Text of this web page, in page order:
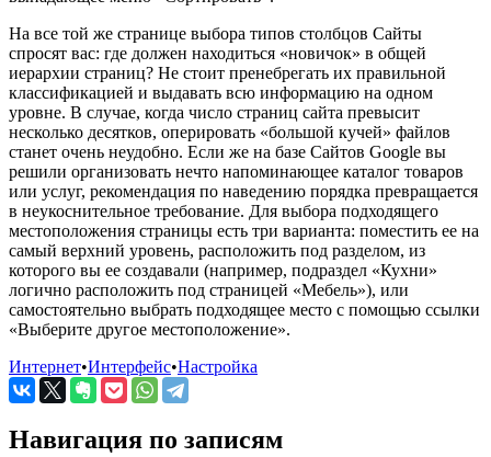
На все той же странице выбора типов столбцов Сайты
спросят вас: где должен находиться «новичок» в общей
иерархии страниц? Не стоит пренебрегать их правильной
классификацией и выдавать всю информацию на одном
уровне. В случае, когда число страниц сайта превысит
несколько десятков, оперировать «большой кучей» файлов
станет очень неудобно. Если же на базе Сайтов Google вы
решили организовать нечто напоминающее каталог товаров
или услуг, рекомендация по наведению порядка превращается
в неукоснительное требование. Для выбора подходящего
местоположения страницы есть три варианта: поместить ее на
самый верхний уровень, расположить под разделом, из
которого вы ее создавали (например, подраздел «Кухни»
логично расположить под страницей «Мебель»), или
самостоятельно выбрать подходящее место с помощью ссылки
«Выберите другое местоположение».
Интернет•Интерфейс•Настройка
Навигация по записям